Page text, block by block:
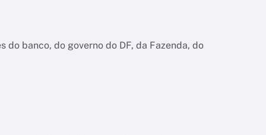
banco, do governo do DF, da Fazenda, do